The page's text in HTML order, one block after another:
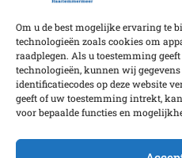
Om u de best mogelijke ervaring te
technologieën zoals cookies om
raadplegen. Als u toestemming
technologieën, kunnen wij
identificatiecodes op deze website
geeft of uw toestemming intrekt,
voor bepaalde functies en
Volg ons
Copyright GC Haarlemmermeer 2025